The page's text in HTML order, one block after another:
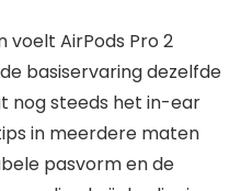
voelt AirPods Pro 2
basiservaring dezelfde
nog steeds het in-ear
in meerdere maten
pasvorm en de